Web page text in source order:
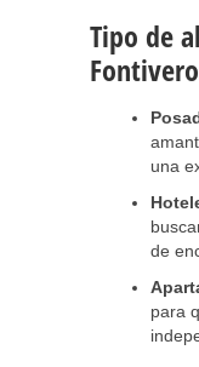
Tipo de
una
de
para